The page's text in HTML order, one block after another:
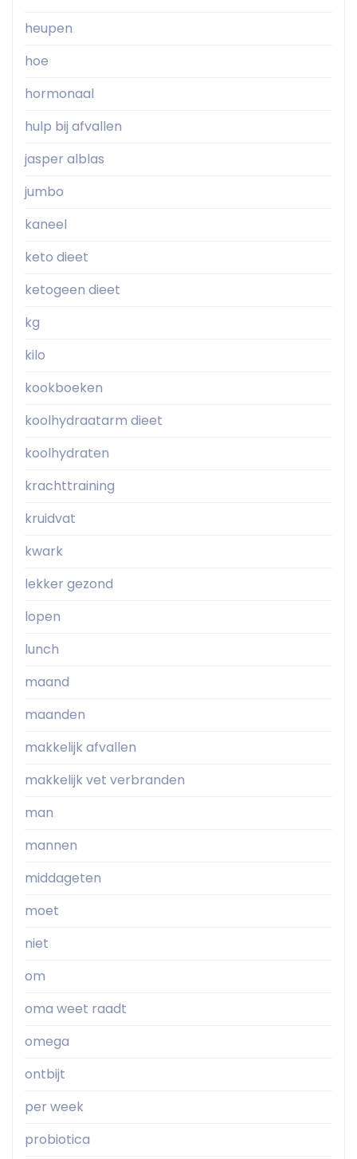
heupen
hoe
hormonaal
hulp bij afvallen
jasper alblas
jumbo
kaneel
keto dieet
ketogeen dieet
kg
kilo
kookboeken
koolhydraatarm dieet
koolhydraten
krachttraining
kruidvat
kwark
lekker gezond
lopen
lunch
maand
maanden
makkelijk afvallen
makkelijk vet verbranden
man
mannen
middageten
moet
niet
om
oma weet raadt
omega
ontbijt
per week
probiotica